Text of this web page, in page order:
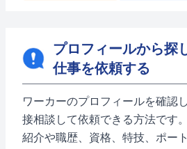
プロフィールから探
仕事を依頼する
ワーカーのプロフィールを確認
接相談して依頼できる方法です
紹介や職歴、資格、特技、ポー